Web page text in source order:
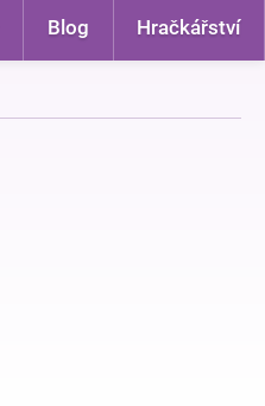
Blog Hračkářství